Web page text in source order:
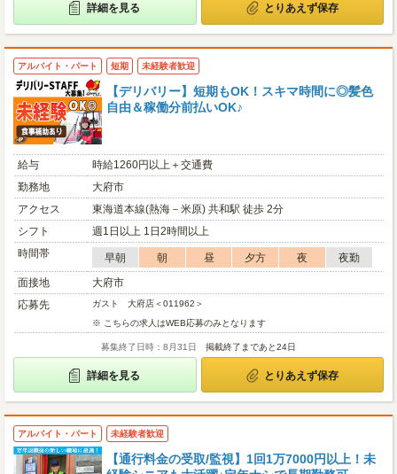
詳細を見る とりあえず保存
アルバイト・パート 短期 未経験者歓迎
【デリバリー】短期もOK！スキマ時間に◎髪色
自由＆稼働分前払いOK♪
給与
時給1260円以上＋交通費
勤務地
大府市
アクセス
東海道本線(熱海－米原) 共和駅 徒歩 2分
シフト
週1日以上 1日2時間以上
時間帯
早朝 朝 昼 夕方 夜
夜勤
面接地
大府市
応募先
ガスト 大府店＜011962＞
※ こちらの求人はWEB応募のみとなります
募集終了日時：8月31日 掲載終了まであと24日
詳細を見る とりあえず保存
アルバイト・パート 未経験者歓迎
【通行料金の受取/監視】1回1万7000円以上！未